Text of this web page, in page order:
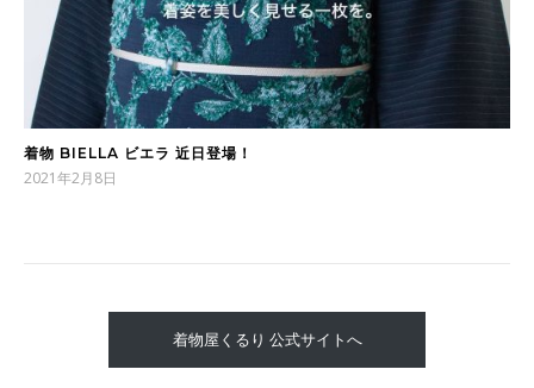
着物 BIELLA ビエラ 近日登場！
2021年2月8日
着物屋くるり 公式サイトへ